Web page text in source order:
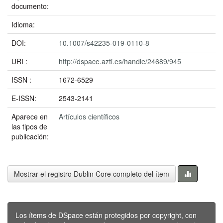
documento:
Idioma:
DOI:
10.1007/s42235-019-0110-8
URI :
http://dspace.azti.es/handle/24689/945
ISSN :
1672-6529
E-ISSN:
2543-2141
Aparece en
las tipos de
publicación:
Artículos científicos
Mostrar el registro Dublin Core completo del ítem
Los ítems de DSpace están protegidos por copyright, con